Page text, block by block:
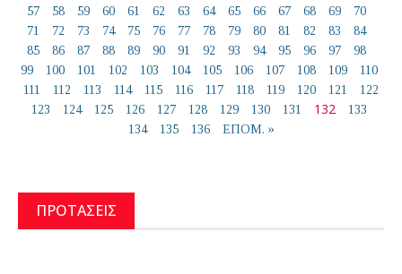
57
58 59 60 61 62 63 64 65 66 67 68 69
70
71
72 73 74 75 76 77 78 79 80 81 82 83
84
85
86 87 88 89 90 91 92 93 94 95 96 97
98
99
100 101 102 103 104 105 106 107 108 109
110
111
112 113 114 115 116 117 118 119 120 121
122
123
124 125 126 127 128 129 130 131 132
133
134
135 136 ΕΠΟΜ. »
ΠΡΟΤΑΣΕΙΣ